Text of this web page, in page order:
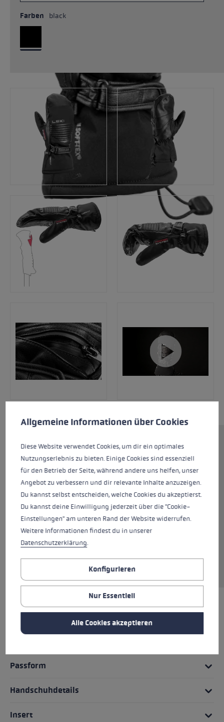
Farben black
Mit dem Fäustling Xplore XT 3D Mitt bist du
auch an kälteren Tagen im Schnee bestens
ausgestattet. Die wasser- und winddichte
SOFT-TEX Membrane und das hochbauschiges
Primaloft®-Futter sorgen für Schutz und beste
Isolation deiner Hände. Durch die Tasche am
Rücken hast du die Möglichkeit, einen
zusätzlichen Handwärmer zu integrieren.
Zusätzliche Features: Eine Handgelenkschlaufe
HIGHLIGHTS
Passform
Handschuhdetails
Insert
Allgemeine Informationen über Cookies
Diese Website verwendet Cookies, um dir ein optimales
Nutzungserlebnis zu bieten. Einige Cookies sind essenziell
für den Betrieb der Seite, während andere uns helfen, unser
Angebot zu verbessern und dir relevante Inhalte anzuzeigen.
Du kannst selbst entscheiden, welche Cookies du akzeptierst.
Du kannst deine Einwilligung jederzeit über die "Cookie-
Einstellungen" am unteren Rand der Website widerrufen.
Weitere Informationen findest du in unserer
Datenschutzerklärung.
Konfigurieren
Nur Essentiell
Alle Cookies akzeptieren